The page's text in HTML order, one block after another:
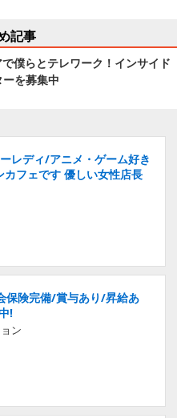
記事
で僕らとテレワーク！インサイド
を募集中
レディ/アニメ・ゲーム好き
フェです 優しい女性店長
保険完備/賞与あり/昇給あ
!
ン